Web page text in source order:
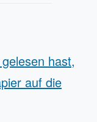
hast,
auf die